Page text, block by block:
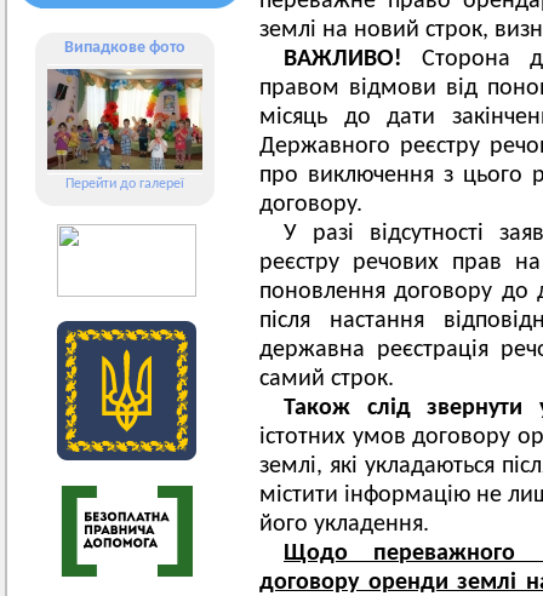
Випадкове фото
Перейти до галереї
землі на новий строк,
ВАЖЛИВО! Сторона
правом відмови від
місяць до дати
Державного реєстру
про виключення з цього
договору.
У разі відсутності
реєстру речових прав
поновлення договору до
після настання
державна реєстрація
самий строк.
Також слід звернути
істотних умов договору
землі, які укладаються
містити інформацію не
його укладення.
Щодо переважного
договору оренди землі